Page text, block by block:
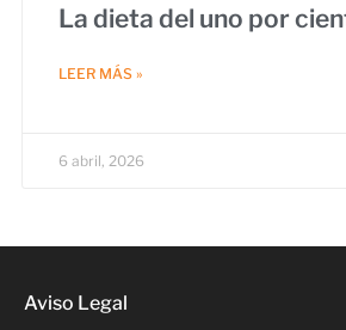
La dieta del uno por
LEER MÁS »
6 abril, 2026
Aviso Legal